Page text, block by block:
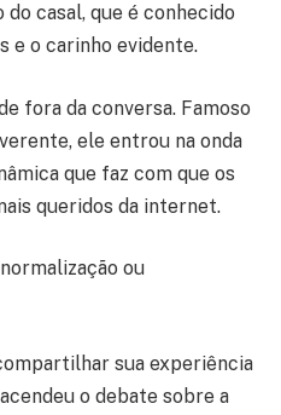
casal, que é conhecido
e o carinho evidente.
fora da conversa. Famoso
ele entrou na onda
que faz com que os
queridos da internet.
ou
sua experiência
o debate sobre a